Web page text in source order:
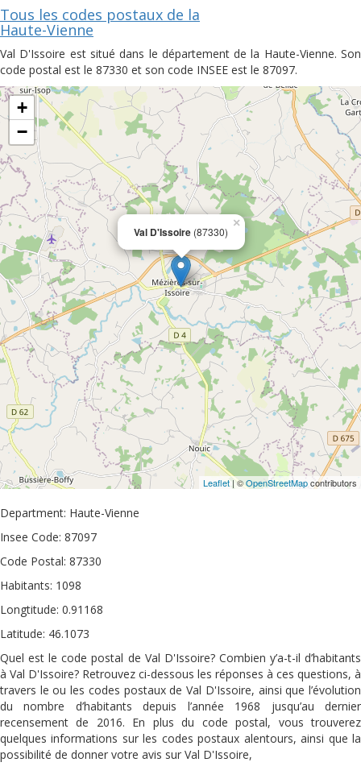
Tous les codes postaux de la
Haute-Vienne
Val D'Issoire est situé dans le département de la Haute-Vienne. Son
code postal est le 87330 et son code INSEE est le 87097.
Val D'Issoire (87330)
×
+
−
Leaflet | ©OpenStreetMapcontributors
Department: Haute-Vienne
Insee Code: 87097
Code Postal: 87330
Habitants: 1098
Longtitude: 0.91168
Latitude: 46.1073
Quel est le code postal de Val D'Issoire? Combien y’a-t-il d’habitants
à Val D'Issoire? Retrouvez ci-dessous les réponses à ces questions, à
travers le ou les codes postaux de Val D'Issoire, ainsi que l’évolution
du nombre d’habitants depuis l’année 1968 jusqu’au dernier
recensement de 2016. En plus du code postal, vous trouverez
quelques informations sur les codes postaux alentours, ainsi que la
possibilité de donner votre avis sur Val D'Issoire,